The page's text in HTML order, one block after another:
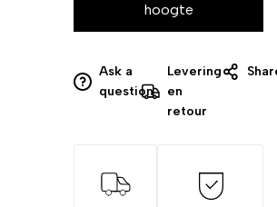
hoogte
Ask a
question
Levering
en
retour